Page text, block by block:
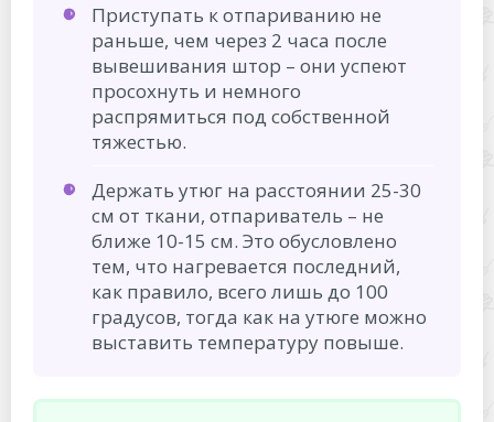
Приступать к отпариванию не
раньше, чем через 2 часа после
вывешивания штор – они успеют
просохнуть и немного
распрямиться под собственной
тяжестью.
Держать утюг на расстоянии 25-30
см от ткани, отпариватель – не
ближе 10-15 см. Это обусловлено
тем, что нагревается последний,
как правило, всего лишь до 100
градусов, тогда как на утюге можно
выставить температуру повыше.